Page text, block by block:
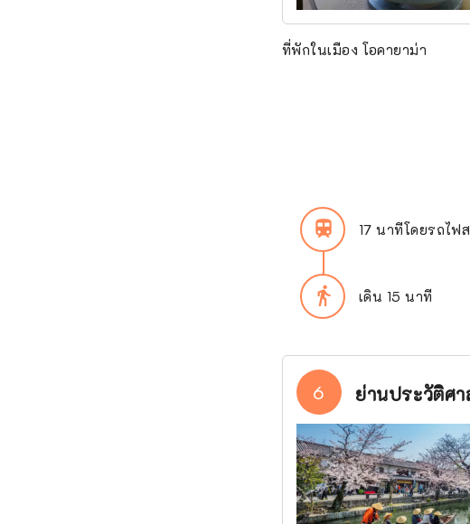
ที่พักในเมือง โอคายาม่า
train 17 นาทีโดยรถไฟ
directions_walk เดิน 15 นาที
6 ย่านประวัติศ